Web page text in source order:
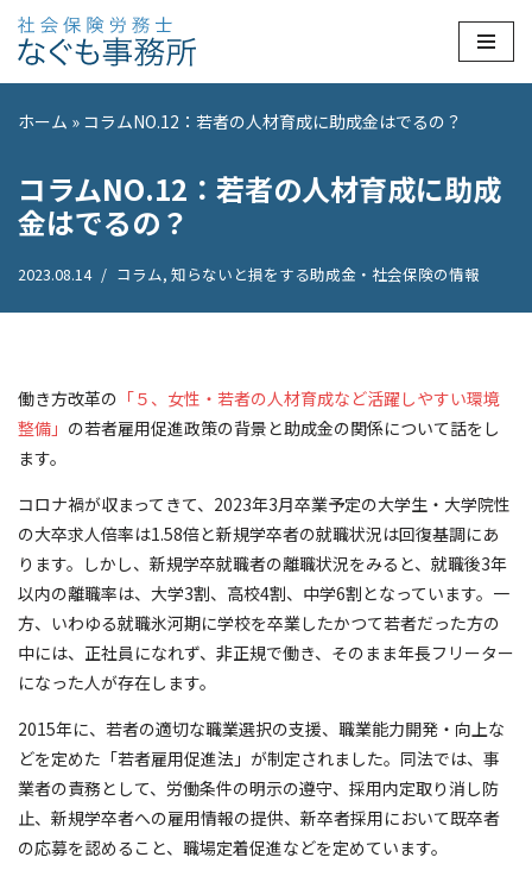
コ
テ
ツ
へ
ス
キ
ホーム » コラムNO.12：若者の人材育成に助成金はでるの？
コラムNO.12：若者の人材育成に助成
金はでるの？
2023.08.14 コラム, 知らないと損をする助成金・社会保険の情報
働き方改革の 「５、女性・若者の人材育成など活躍しやすい環境
整備」 の若者雇用促進政策の背景と助成金の関係について話をし
ます。
コロナ禍が収まってきて、2023年3月卒業予定の大学生・大学院性
の大卒求人倍率は1.58倍と新規学卒者の就職状況は回復基調にあ
ります。しかし、新規学卒就職者の離職状況をみると、就職後3年
以内の離職率は、大学3割、高校4割、中学6割となっています。一
方、いわゆる就職氷河期に学校を卒業したかつて若者だった方の
中には、正社員になれず、非正規で働き、そのまま年長フリーター
になった人が存在します。
2015年に、若者の適切な職業選択の支援、職業能力開発・向上な
どを定めた「若者雇用促進法」が制定されました。同法では、事
業者の責務として、労働条件の明示の遵守、採用内定取り消し防
止、新規学卒者への雇用情報の提供、新卒者採用において既卒者
の応募を認めること、職場定着促進などを定めています。